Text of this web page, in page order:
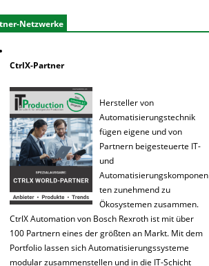
Netzwerke
CtrlX-Partner
Hersteller von
Automatisierungstechnik
fügen eigene und von
Partnern beigesteuerte IT-
und
Automatisierungskomponen
ten zunehmend zu
Ökosystemen zusammen.
CtrlX Automation von Bosch Rexroth ist mit über
100 Partnern eines der größten an Markt. Mit dem
Portfolio lassen sich Automatisierungssysteme
modular zusammenstellen und in die IT-Schicht